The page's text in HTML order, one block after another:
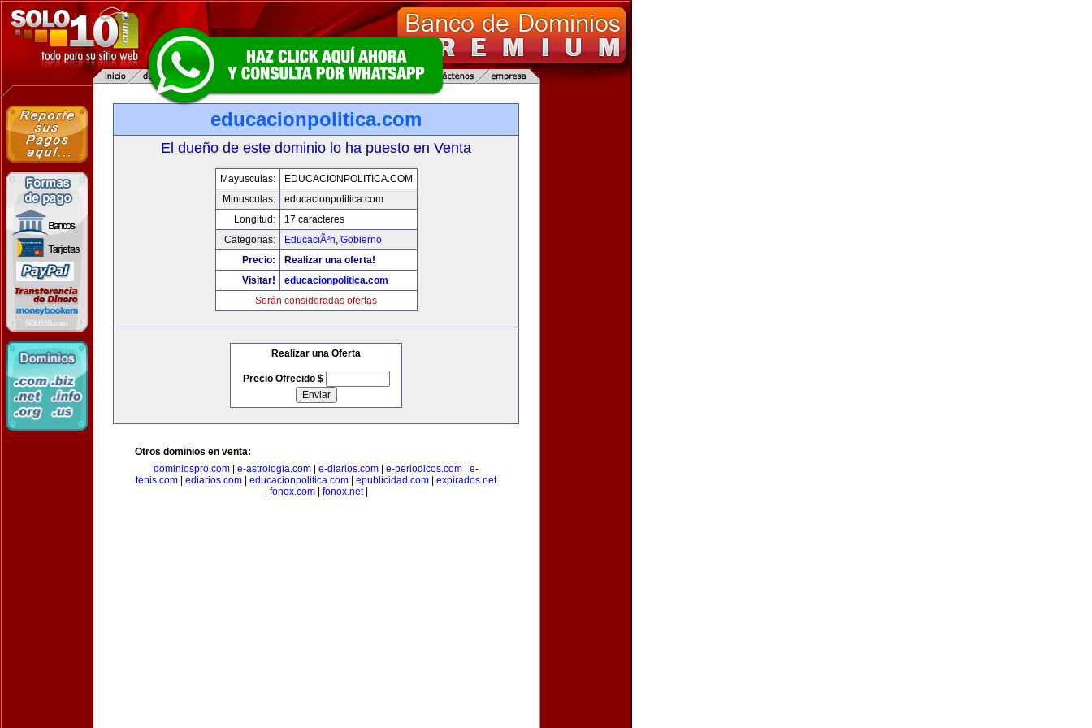
educacionpolitica.com
El dueño de este dominio lo ha puesto en Venta
Mayusculas:
EDUCACIONPOLITICA.COM
Minusculas:
educacionpolitica.com
Longitud:
17 caracteres
Categorias:
EducaciÃ³n, Gobierno
Precio:
Realizar una oferta!
Visitar!
educacionpolitica.com
Serán consideradas ofertas
Realizar una Oferta
Precio Ofrecido $
Otros dominios en venta:
dominiospro.com
e-astrologia.com e-diarios.com e-periodicos.com
e-
tenis.com
ediarios.com educacionpolitica.com epublicidad.com
expirados.net
fonox.com| fonox.net|